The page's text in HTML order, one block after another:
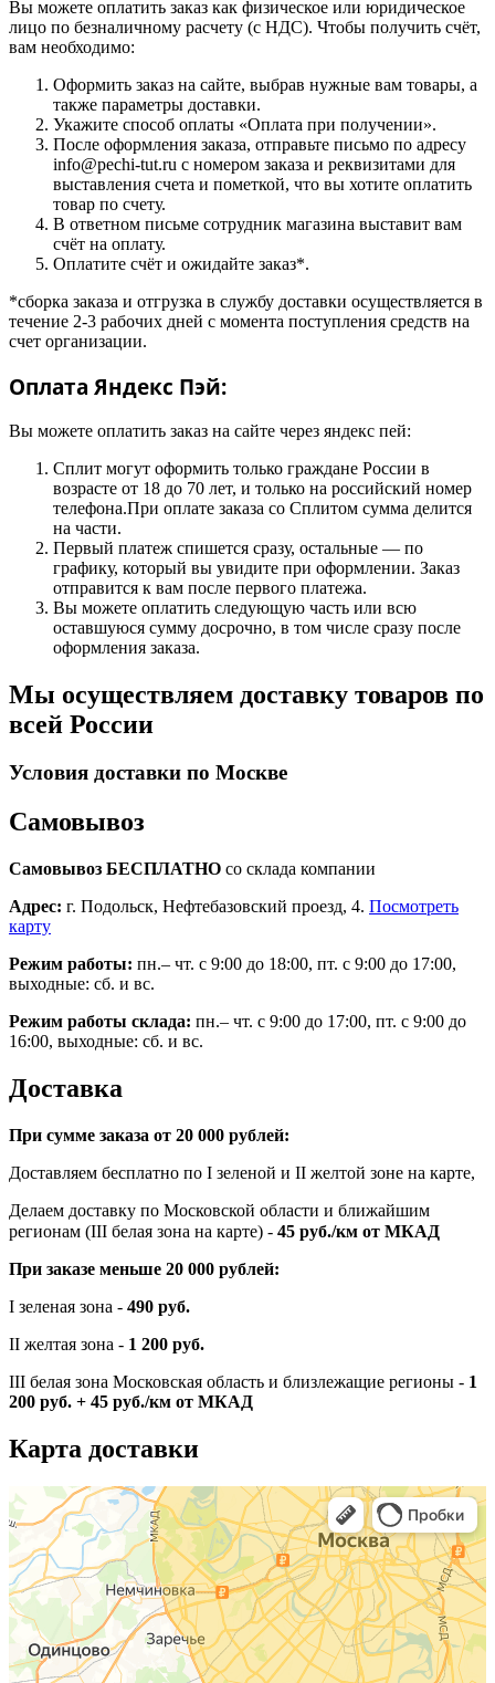
Вы можете оплатить заказ как физическое или юридическое
лицо по безналичному расчету (с НДС). Чтобы получить счёт,
вам необходимо:
Оформить заказ на сайте, выбрав нужные вам товары, а
также параметры доставки.
Укажите способ оплаты «Оплата при получении».
После оформления заказа, отправьте письмо по адресу
info@pechi-tut.ru с номером заказа и реквизитами для
выставления счета и пометкой, что вы хотите оплатить
товар по счету.
В ответном письме сотрудник магазина выставит вам
счёт на оплату.
Оплатите счёт и ожидайте заказ*.
*сборка заказа и отгрузка в службу доставки осуществляется в
течение 2-3 рабочих дней с момента поступления средств на
счет организации.
Оплата Яндекс Пэй:
Вы можете оплатить заказ на сайте через яндекс пей:
Сплит могут оформить только граждане России в
возрасте от 18 до 70 лет, и только на российский номер
телефона.При оплате заказа со Сплитом сумма делится
на части.
Первый платеж спишется сразу, остальные — по
графику, который вы увидите при оформлении. Заказ
отправится к вам после первого платежа.
Вы можете оплатить следующую часть или всю
оставшуюся сумму досрочно, в том числе сразу после
оформления заказа.
Мы осуществляем доставку товаров по
всей России
Условия доставки по Москве
Самовывоз
Самовывоз БЕСПЛАТНО со склада компании
Адрес: г. Подольск, Нефтебазовский проезд, 4. Посмотреть
карту
Режим работы: пн.– чт. с 9:00 до 18:00, пт. с 9:00 до 17:00,
выходные: сб. и вс.
Режим работы склада: пн.– чт. с 9:00 до 17:00, пт. с 9:00 до
16:00, выходные: сб. и вс.
Доставка
При сумме заказа от 20 000 рублей:
Доставляем бесплатно по I зеленой и II желтой зоне на карте,
Делаем доставку по Московской области и ближайшим
регионам (III белая зона на карте) - 45 руб./км от МКАД
При заказе меньше 20 000 рублей:
I зеленая зона - 490 руб.
II желтая зона - 1 200 руб.
III белая зона Московская область и близлежащие регионы - 1
200 руб. + 45 руб./км от МКАД
Карта доставки